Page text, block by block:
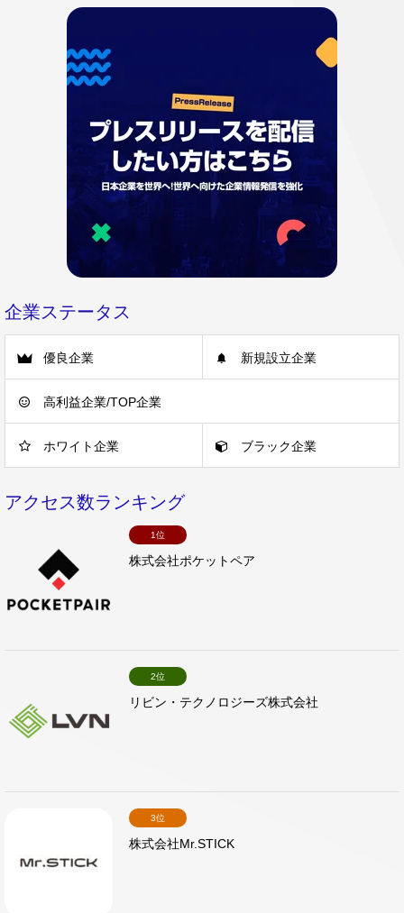
企業ステータス
優良企業 新規設立企業
高利益企業/TOP企業
ホワイト企業 ブラック企業
アクセス数ランキング
1位
株式会社ポケットペア
2位
リビン・テクノロジーズ株式会社
3位
株式会社Mr.STICK